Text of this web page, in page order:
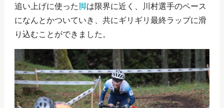
追い上げに使った脚は限界に近く、川村選手のペース
になんとかついていき、共にギリギリ最終ラップに滑
り込むことができました。